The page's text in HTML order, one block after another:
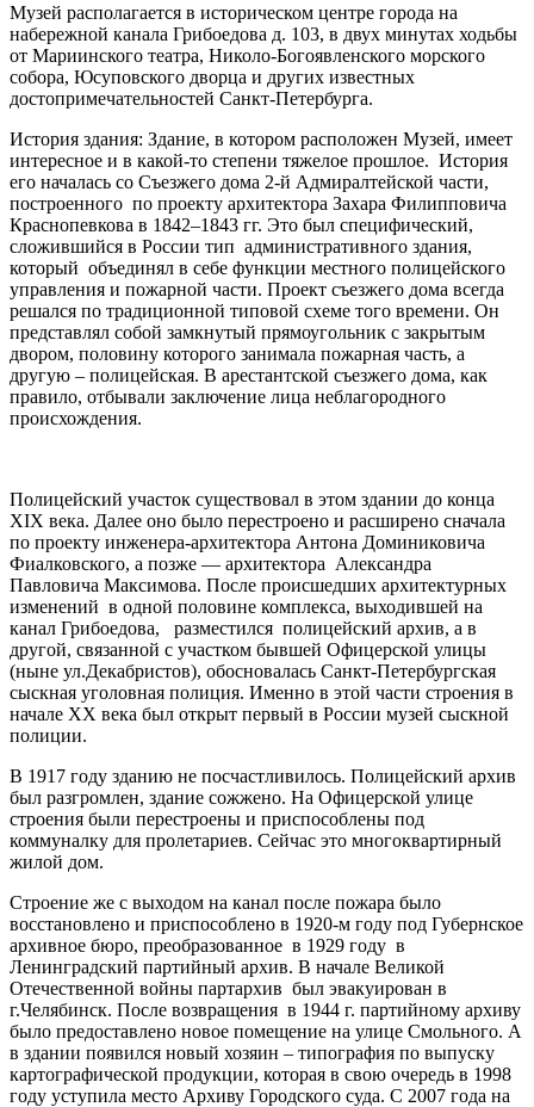
Музей располагается в историческом центре города на
набережной канала Грибоедова д. 103, в двух минутах ходьбы
от Мариинского театра, Николо-Богоявленского морского
собора, Юсуповского дворца и других известных
достопримечательностей Санкт-Петербурга.
История здания: Здание, в котором расположен Музей, имеет
интересное и в какой-то степени тяжелое прошлое. История
его началась со Съезжего дома 2-й Адмиралтейской части,
построенного по проекту архитектора Захара Филипповича
Краснопевкова в 1842–1843 гг. Это был специфический,
сложившийся в России тип административного здания,
который объединял в себе функции местного полицейского
управления и пожарной части. Проект съезжего дома всегда
решался по традиционной типовой схеме того времени. Он
представлял собой замкнутый прямоугольник с закрытым
двором, половину которого занимала пожарная часть, а
другую – полицейская. В арестантской съезжего дома, как
правило, отбывали заключение лица неблагородного
происхождения.
Полицейский участок существовал в этом здании до конца
XIX века. Далее оно было перестроено и расширено сначала
по проекту инженера-архитектора Антона Доминиковича
Фиалковского, а позже — архитектора Александра
Павловича Максимова. После происшедших архитектурных
изменений в одной половине комплекса, выходившей на
канал Грибоедова, разместился полицейский архив, а в
другой, связанной с участком бывшей Офицерской улицы
(ныне ул.Декабристов), обосновалась Санкт-Петербургская
сыскная уголовная полиция. Именно в этой части строения в
начале XX века был открыт первый в России музей сыскной
полиции.
В 1917 году зданию не посчастливилось. Полицейский архив
был разгромлен, здание сожжено. На Офицерской улице
строения были перестроены и приспособлены под
коммуналку для пролетариев. Сейчас это многоквартирный
жилой дом.
Строение же с выходом на канал после пожара было
восстановлено и приспособлено в 1920-м году под Губернское
архивное бюро, преобразованное в 1929 году в
Ленинградский партийный архив. В начале Великой
Отечественной войны партархив был эвакуирован в
г.Челябинск. После возвращения в 1944 г. партийному архиву
было предоставлено новое помещение на улице Смольного. А
в здании появился новый хозяин – типография по выпуску
картографической продукции, которая в свою очередь в 1998
году уступила место Архиву Городского суда. С 2007 года на